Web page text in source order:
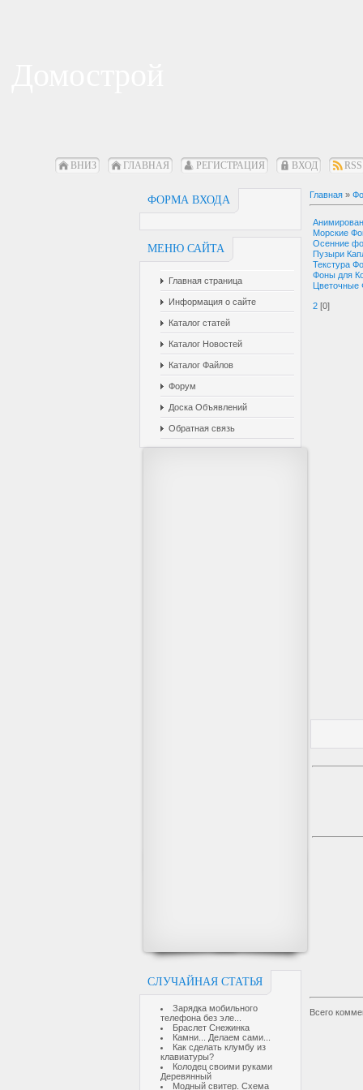
ВНИЗ ГЛАВНАЯ РЕГИСТРАЦИЯ ВХОД RSS
ФОРМА ВХОДА
МЕНЮ САЙТА
Главная страница
Информация о сайте
Каталог статей
Каталог Новостей
Каталог Файлов
Форум
Доска Объявлений
Обратная связь
СЛУЧАЙНАЯ СТАТЬЯ
Зарядка мобильного
телефона без эле...
Браслет Снежинка
Камни... Делаем сами...
Как сделать клумбу из
клавиатуры?
Колодец своими руками
Деревянный
Модный свитер. Схема
Главная »
Морские
Осенние
Пузыри
Текстура
Фоны для
Цветочные
2 [0]
Всего